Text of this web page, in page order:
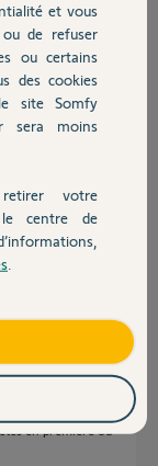
pour que je
sur mon compte ?
en première ou
et vous
ou de refuser
ou certains
des cookies
site Somfy
sera moins
votre
centre de